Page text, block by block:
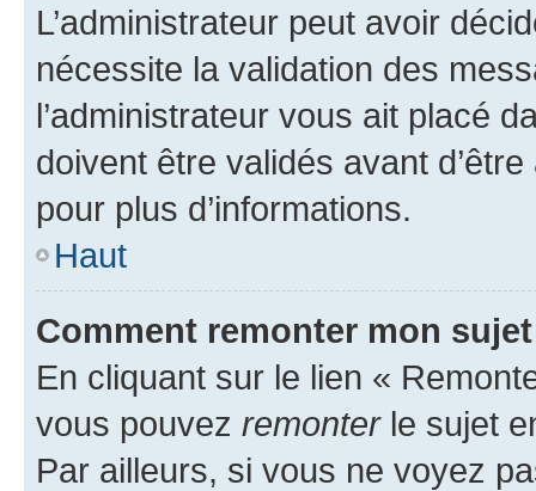
L’administrateur peut avoir
nécessite la validation des
l’administrateur vous ait placé
doivent être validés avant
pour plus d’informations.
Haut
Comment remonter mon
En cliquant sur le lien «
vous pouvez remonterle sujet
Par ailleurs, si vous ne voyez